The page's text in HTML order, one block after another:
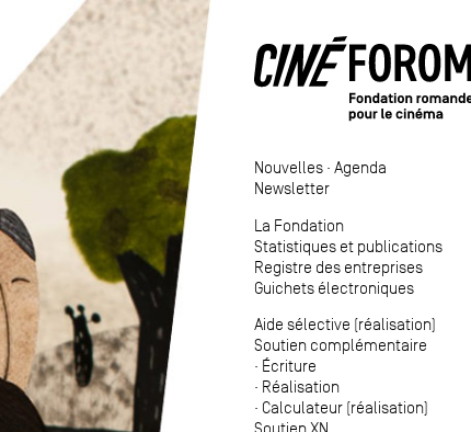
Nouvelles · Agenda
Newsletter
La Fondation
Statistiques et publications
Registre des entreprises
Guichets électroniques
Aide sélective (réalisation)
Soutien complémentaire
· Écriture
· Réalisation
· Calculateur (réalisation)